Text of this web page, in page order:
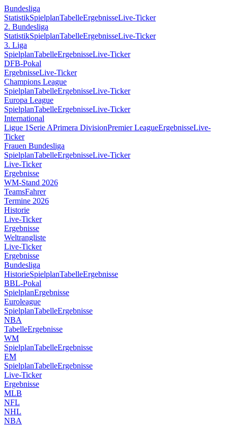
Bundesliga
StatistikSpielplanTabelleErgebnisseLive-Ticker
2. Bundesliga
StatistikSpielplanTabelleErgebnisseLive-Ticker
3. Liga
SpielplanTabelleErgebnisseLive-Ticker
DFB-Pokal
ErgebnisseLive-Ticker
Champions League
SpielplanTabelleErgebnisseLive-Ticker
Europa League
SpielplanTabelleErgebnisseLive-Ticker
International
Ligue 1 Serie APrimera DivisionPremier LeagueErgebnisseLive-
Ticker
Frauen Bundesliga
SpielplanTabelleErgebnisseLive-Ticker
Live-Ticker
Ergebnisse
WM-Stand 2026
TeamsFahrer
Termine 2026
Historie
Live-Ticker
Ergebnisse
Weltrangliste
Live-Ticker
Ergebnisse
Bundesliga
HistorieSpielplanTabelleErgebnisse
BBL-Pokal
SpielplanErgebnisse
Euroleague
SpielplanTabelleErgebnisse
NBA
TabelleErgebnisse
WM
SpielplanTabelleErgebnisse
EM
SpielplanTabelleErgebnisse
Live-Ticker
Ergebnisse
MLB
NFL
NHL
NBA